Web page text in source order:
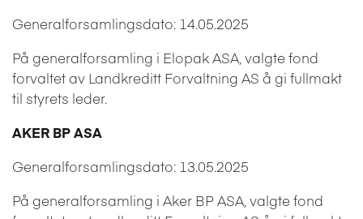
Generalforsamlingsdato: 14.05.2025
På generalforsamling i Elopak ASA, valgte fond
forvaltet av Landkreditt Forvaltning AS å gi fullmakt
til styrets leder.
AKER BP ASA
Generalforsamlingsdato: 13.05.2025
På generalforsamling i Aker BP ASA, valgte fond